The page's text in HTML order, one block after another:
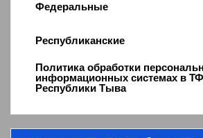
Федеральные
Республиканские
Политика обработки
информационных системах в
Республики Тыва